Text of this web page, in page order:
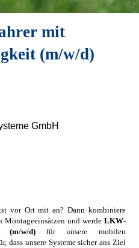
mit
(m/w/d)
GmbH
vor Ort mit an? Dann kombiniere
Montageeinsätzen und werde LKW-
(m/w/d) für unsere mobilen
dass unsere Systeme sicher ans Ziel